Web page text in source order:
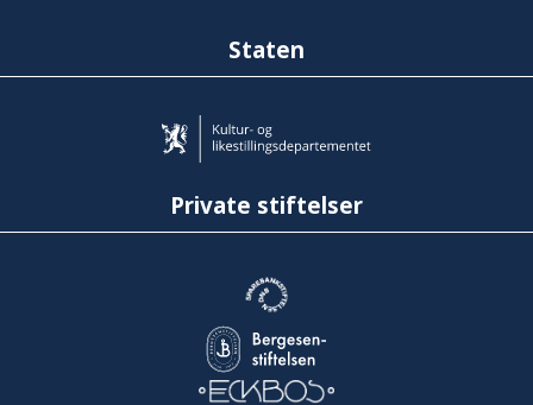
Staten
Private stiftelser